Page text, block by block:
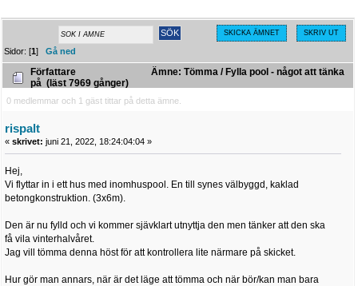
SKICKA ÄMNET SKRIV UT
Sidor: [1]Gå ned
Författare
Ämne: Tömma / Fylla pool - något att tänka
på (läst 7969 gånger)
0 medlemmar och 1 gäst tittar på detta ämne.
rispalt
« skrivet: juni 21, 2022, 18:24:04:04 »
Hej,
Vi flyttar in i ett hus med inomhuspool. En till synes välbyggd, kaklad
betongkonstruktion. (3x6m).
Den är nu fylld och vi kommer sjävklart utnyttja den men tänker att den ska
få vila vinterhalvåret.
Jag vill tömma denna höst för att kontrollera lite närmare på skicket.
Hur gör man annars, när är det läge att tömma och när bör/kan man bara